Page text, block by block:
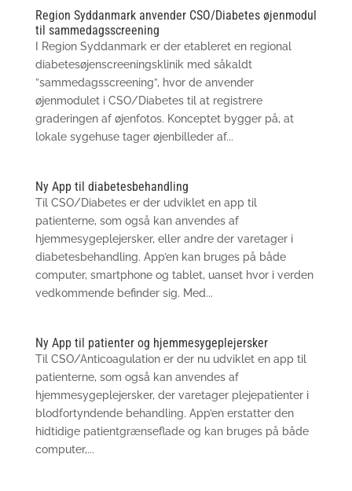
Region Syddanmark anvender CSO/Diabetes øjenmodul
til sammedagsscreening
I Region Syddanmark er der etableret en regional
diabetesøjenscreeningsklinik med såkaldt
”sammedagsscreening”, hvor de anvender
øjenmodulet i CSO/Diabetes til at registrere
graderingen af øjenfotos. Konceptet bygger på, at
lokale sygehuse tager øjenbilleder af...
Ny App til diabetesbehandling
Til CSO/Diabetes er der udviklet en app til
patienterne, som også kan anvendes af
hjemmesygeplejersker, eller andre der varetager i
diabetesbehandling. App’en kan bruges på både
computer, smartphone og tablet, uanset hvor i verden
vedkommende befinder sig. Med...
Ny App til patienter og hjemmesygeplejersker
Til CSO/Anticoagulation er der nu udviklet en app til
patienterne, som også kan anvendes af
hjemmesygeplejersker, der varetager plejepatienter i
blodfortyndende behandling. App’en erstatter den
hidtidige patientgrænseflade og kan bruges på både
computer,...